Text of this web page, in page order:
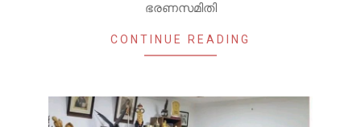
ഭരണസമിതി
CONTINUE READING